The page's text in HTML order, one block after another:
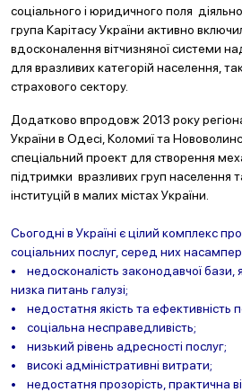
соціального і юридичного поля
група Карітасу України активно
вдосконалення вітчизняної системи
для вразливих категорій населення,
страхового сектору.
Додатково впродовж 2013 року
України в Одесі, Коломиї та
спеціальний проект для створення
підтримки вразливих груп населення
інституцій в малих містах України.
Сьогодні в Україні є цілий комплекс
соціальних послуг, серед них
• недосконалість законодавчої бази,
низка питань галузі;
• недостатня якість та ефективність
• соціальна несправедливість;
• низький рівень адресності послуг;
• високі адміністративні витрати;
• недостатня прозорість, практична